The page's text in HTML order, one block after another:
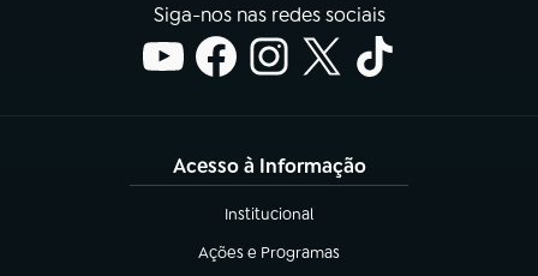
Siga-nos nas redes sociais
Acesso à Informação
Institucional
(abre em nova aba)
Ações e Programas
(abre em nova aba)